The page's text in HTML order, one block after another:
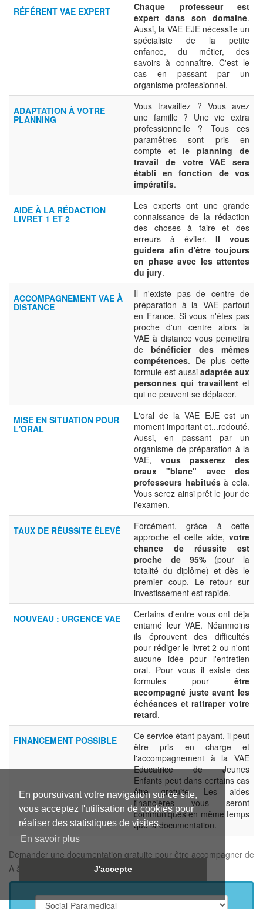
En poursuivant votre navigation sur ce site,
vous acceptez l'utilisation de cookies pour
réaliser des statistiques de visites.
En savoir plus
J'accepte
RÉFÉRENT VAE EXPERT
Chaque professeur est
expert dans son domaine.
Aussi, la VAE EJE nécessite un
spécialiste de la petite
enfance, du métier, des
savoirs à connaître. C'est le
cas en passant par un
organisme professionnel.
ADAPTATION À VOTRE
PLANNING
Vous travaillez ? Vous avez
une famille ? Une vie extra
professionnelle ? Tous ces
paramêtres sont pris en
compte et le planning de
travail de votre VAE sera
établi en fonction de vos
impératifs.
AIDE À LA RÉDACTION
LIVRET 1 ET 2
Les experts ont une grande
connaissance de la rédaction
des choses à faire et des
erreurs à éviter.Il vous
guidera afin d'être toujours
en phase avec les attentes
du jury.
ACCOMPAGNEMENT VAE À
DISTANCE
Il n'existe pas de centre de
préparation à la VAE partout
en France. Si vous n'êtes pas
proche d'un centre alors la
VAE à distance vous pemettra
debénéficier des mêmes
compétences. De plus cette
formule est aussi adaptée aux
personnes qui travaillentet
qui ne peuvent se déplacer.
MISE EN SITUATION POUR
L'ORAL
L'oral de la VAE EJE est un
moment important et...redouté.
Aussi, en passant par un
organisme de préparation à la
VAE, vous passerez des
oraux "blanc" avec des
professeurs habituésà cela.
Vous serez ainsi prêt le jour de
l'examen.
TAUX DE RÉUSSITE ÉLEVÉ
Forcément, grâce à cette
approche et cette aide, votre
chance de réussite est
proche de 95%(pour la
totalité du diplôme) et dès le
premier coup. Le retour sur
investissement est rapide.
NOUVEAU : URGENCE VAE
Certains d'entre vous ont déja
entamé leur VAE. Néanmoins
ils éprouvent des difficultés
pour rédiger le livret 2 ou n'ont
aucune idée pour l'entretien
oral. Pour vous il existe des
formules pour être
accompagné juste avant les
échéances et rattraper votre
retard.
FINANCEMENT POSSIBLE
Ce service étant payant, il peut
être pris en charge et
l'accompagnement à la VAE
Educatrice de Jeunes
Enfants peut dans certains cas
être gratuite. Les aides
financières vous seront
communiqués en même temps
que la documentation.
Demander une documentation gratuite pour être accompagner de
A à Z pour la VAE EJE :